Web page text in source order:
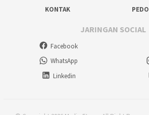
KONTAK
JARINGAN SOCIAL
Facebook
WhatsApp
Linkedin